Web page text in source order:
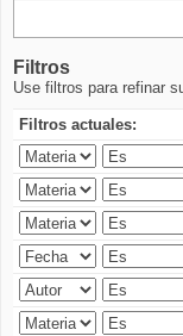
Filtros
Use filtros para refinar
Filtros actuales: